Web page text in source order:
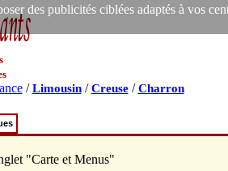
des publicités ciblées adaptés à vos
/Limousin/Creuse/Charron
"Carte et Menus"